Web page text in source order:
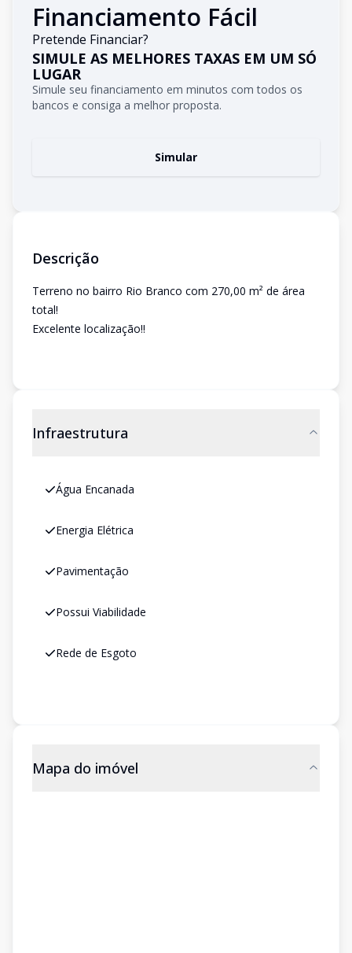
Financiamento Fácil
Pretende Financiar?
SIMULE AS MELHORES TAXAS EM UM SÓ
LUGAR
Simule seu financiamento em minutos com todos os
bancos e consiga a melhor proposta.
Simular
Descrição
Terreno no bairro Rio Branco com 270,00 m² de área
total!
Excelente localização!!
Infraestrutura
Água Encanada
Energia Elétrica
Pavimentação
Possui Viabilidade
Rede de Esgoto
Mapa do imóvel